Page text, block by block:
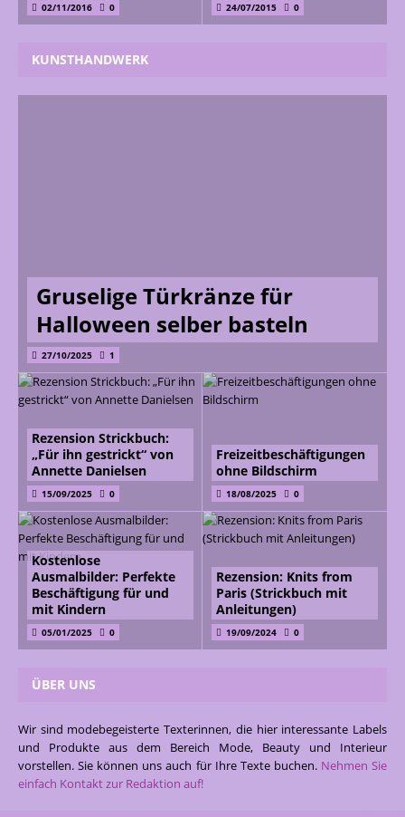
02/11/2016 0 24/07/2015 0
KUNSTHANDWERK
Gruselige Türkränze für
Halloween selber basteln
27/10/2025 1
Rezension Strickbuch:
„Für ihn gestrickt“ von
Annette Danielsen
15/09/2025 0
Freizeitbeschäftigungen
ohne Bildschirm
18/08/2025 0
Kostenlose
Ausmalbilder: Perfekte
Beschäftigung für und
mit Kindern
05/01/2025 0
Rezension: Knits from
Paris (Strickbuch mit
Anleitungen)
19/09/2024 0
ÜBER UNS
Wir sind modebegeisterte Texterinnen, die hier interessante Labels
und Produkte aus dem Bereich Mode, Beauty und Interieur
vorstellen. Sie können uns auch für Ihre Texte buchen. Nehmen Sie
einfach Kontakt zur Redaktion auf!